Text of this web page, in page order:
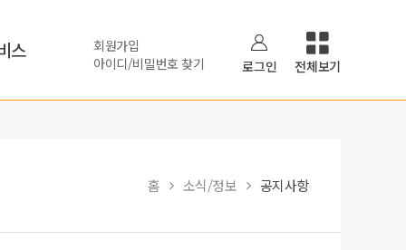
스
회원가입
아이디/비밀번호 찾기
로그인 전체보기
홈 소식/정보 공지사항